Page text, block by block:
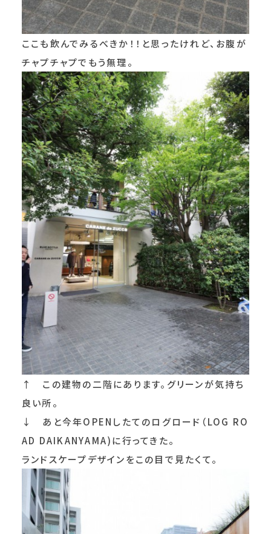
ここも飲んでみるべきか！！と思ったけれど、お腹が
チャプチャプでもう無理。
↑ この建物の二階にあります。グリーンが気持ち
良い所。
↓ あと今年OPENしたてのログロード（LOG RO
AD DAIKANYAMA)に行ってきた。
ランドスケープデザインをこの目で見たくて。